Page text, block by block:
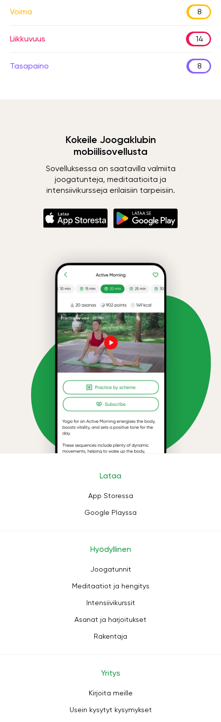
Voima 8
Liikkuvuus 14
Tasapaino 8
Kokeile Joogaklubin
mobiilisovellusta
Sovelluksessa on saatavilla valmiita
joogatunteja, meditaatioita ja
intensiivikursseja erilaisiin tarpeisiin.
Lataa
App Storessa
Google Playssa
Hyödyllinen
Joogatunnit
Meditaatiot ja hengitys
Intensiivikurssit
Asanat ja harjoitukset
Rakentaja
Yritys
Kirjoita meille
Usein kysytyt kysymykset